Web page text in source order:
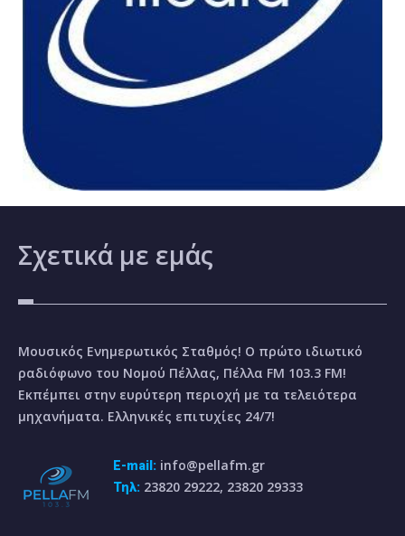
Σχετικά με εμάς
Μουσικός Ενημερωτικός Σταθμός! Ο πρώτο ιδιωτικό
ραδιόφωνο του Νομού Πέλλας, Πέλλα FM 103.3 FM!
Εκπέμπει στην ευρύτερη περιοχή με τα τελειότερα
μηχανήματα. Ελληνικές επιτυχίες 24/7!
E-mail: info@pellafm.gr
Τηλ: 23820 29222, 23820 29333